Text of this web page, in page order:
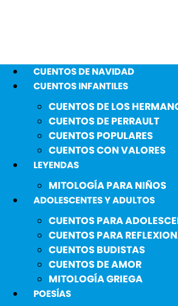
CUENTOS DE NAVIDAD
CUENTOS INFANTILES
CUENTOS DE LOS
CUENTOS DE PERRAULT
CUENTOS POPULARES
CUENTOS CON VALORES
LEYENDAS
MITOLOGÍA PARA NIÑOS
ADOLESCENTES Y ADULTOS
CUENTOS PARA
CUENTOS PARA
CUENTOS BUDISTAS
CUENTOS DE AMOR
MITOLOGÍA GRIEGA
POESÍAS